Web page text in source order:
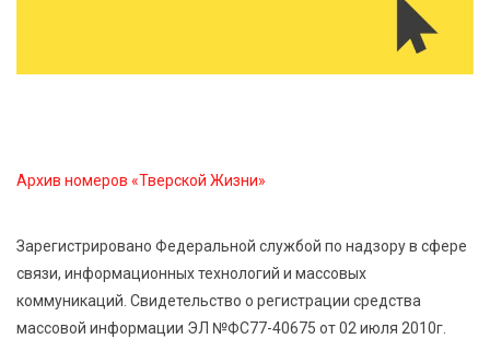
На Петербургском марафоне «Пушкин — Петербург»
появится новая беговая трасса для
профессиональных спортсменов
Архив номеров «Тверской Жизни»
Зарегистрировано Федеральной службой по надзору в сфере
связи, информационных технологий и массовых
коммуникаций. Свидетельство о регистрации средства
массовой информации ЭЛ №ФС77-40675 от 02 июля 2010г.